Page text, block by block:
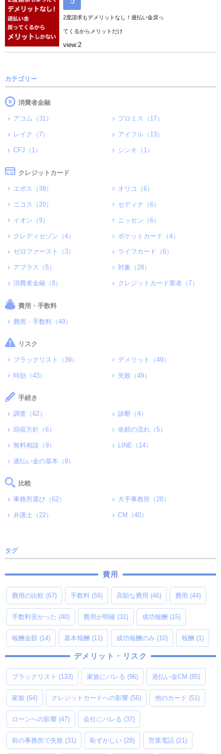
2度請求もデメリットなし！過払い金戻っ
てくるからメリットだけ
view:2
カテゴリー
消費者金融
アコム（31） プロミス（17）
レイク（7） アイフル（13）
CFJ（1） シンキ（1）
クレジットカード
エポス（39） オリコ（6）
ニコス（20） セディナ（6）
イオン（9） ニッセン（6）
クレディセゾン（4） ポケットカード（4）
ゼロファースト（3） ライフカード（6）
アプラス（5） 対象（28）
消費者金融（8） クレジットカード業者（7）
費用・手数料
費用・手数料（49）
リスク
ブラックリスト（39） デメリット（49）
時効（43） 失敗（49）
手続き
調査（62） 診断（4）
回収方針（6） 依頼の流れ（5）
無料相談（9） LINE（14）
過払い金の基本（9）
比較
事務所選び（62） 大手事務所（28）
弁護士（22） CM（40）
タグ
費用
費用の比較 (67) 手数料 (59) 高額な費用 (46) 費用 (44)
手数料安かった (40) 費用が明確 (31) 成功報酬 (15)
報酬金額 (14) 基本報酬 (11) 成功報酬のみ (10) 報酬 (1)
デメリット・リスク
ブラックリスト (133) 家族にバレる (96) 過払い金CM (85)
家族 (64) クレジットカードへの影響 (56) 他のカード (51)
ローンへの影響 (47) 会社にバレる (37)
前の事務所で失敗 (31) 恥ずかしい (28) 営業電話 (21)